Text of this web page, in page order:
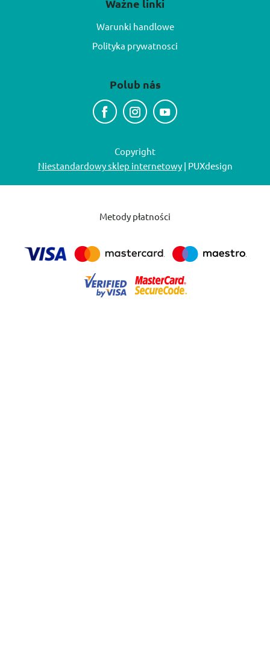
Ważne linki
Warunki handlowe
Polityka prywatnosci
Polub nás
Copyright
Niestandardowy sklep internetowy| PUXdesign
Metody płatności